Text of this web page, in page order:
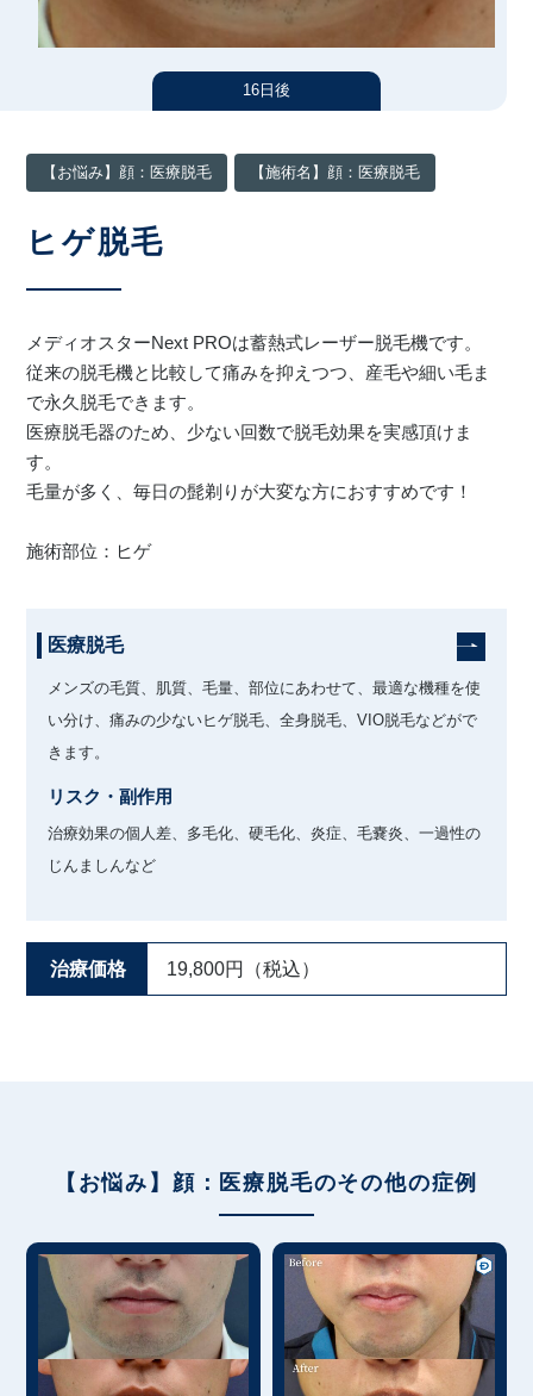
ほくろ・いぼ
クリニック案内
名古屋
大阪
症例写真
医師紹介
川島 眞 特別外来
16日後
【お悩み】顔：医療脱毛 【施術名】顔：医療脱毛
ヒゲ脱毛
メディオスターNext PROは蓄熱式レーザー脱毛機です。
従来の脱毛機と比較して痛みを抑えつつ、産毛や細い毛ま
で永久脱毛できます。
医療脱毛器のため、少ない回数で脱毛効果を実感頂けま
す。
毛量が多く、毎日の髭剃りが大変な方におすすめです！
施術部位：ヒゲ
医療脱毛
メンズの毛質、肌質、毛量、部位にあわせて、最適な機種を使
い分け、痛みの少ないヒゲ脱毛、全身脱毛、VIO脱毛などがで
きます。
リスク・副作用
治療効果の個人差、多毛化、硬毛化、炎症、毛嚢炎、一過性の
じんましんなど
治療価格 19,800円（税込）
【お悩み】顔：医療脱毛のその他の症例